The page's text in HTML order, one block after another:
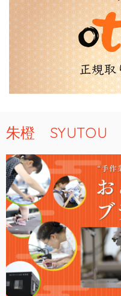
朱橙 SYUTOU